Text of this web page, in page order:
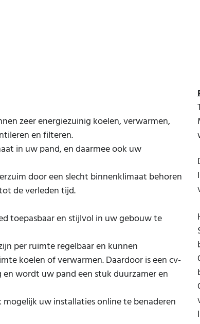
zeer energiezuinig koelen, verwarmen,
en filteren.
in uw pand, en daarmee ook uw
door een slecht binnenklimaat behoren
de verleden tijd.
toepasbaar en stijlvol in uw gebouw te
per ruimte regelbaar en kunnen
koelen of verwarmen. Daardoor is een cv-
wordt uw pand een stuk duurzamer en
uw installaties online te benaderen